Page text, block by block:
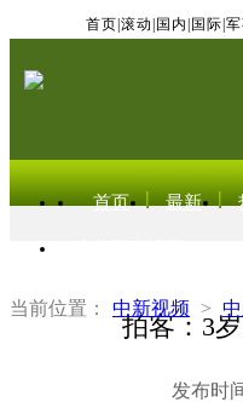
首页 滚动 国内 国际
首页 最新
当前位置： 中新视频 >
拍客：3
发布时